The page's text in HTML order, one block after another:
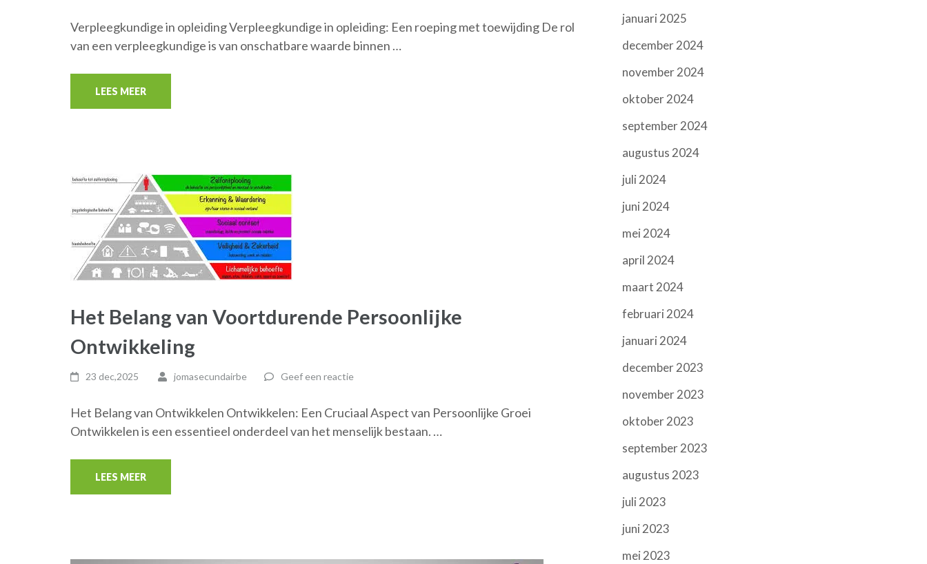
Verpleegkundige in opleiding Verpleegkundige in opleiding: Een roeping met toewijding De rol
van een verpleegkundige is van onschatbare waarde binnen …
LEES MEER
Het Belang van Voortdurende Persoonlijke
Ontwikkeling
23 dec,2025 jomasecundairbe Geef een reactie
Het Belang van Ontwikkelen Ontwikkelen: Een Cruciaal Aspect van Persoonlijke Groei
Ontwikkelen is een essentieel onderdeel van het menselijk bestaan. …
LEES MEER
januari 2025
december 2024
november 2024
oktober 2024
september 2024
augustus 2024
juli 2024
juni 2024
mei 2024
april 2024
maart 2024
februari 2024
januari 2024
december 2023
november 2023
oktober 2023
september 2023
augustus 2023
juli 2023
juni 2023
mei 2023